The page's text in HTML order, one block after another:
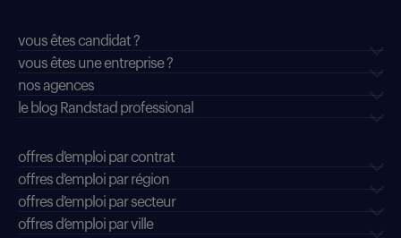
vous êtes candidat ?
vous êtes une entreprise ?
nos agences
le blog Randstad professional
offres d'emploi par contrat
offres d'emploi par région
offres d'emploi par secteur
offres d’emploi par ville